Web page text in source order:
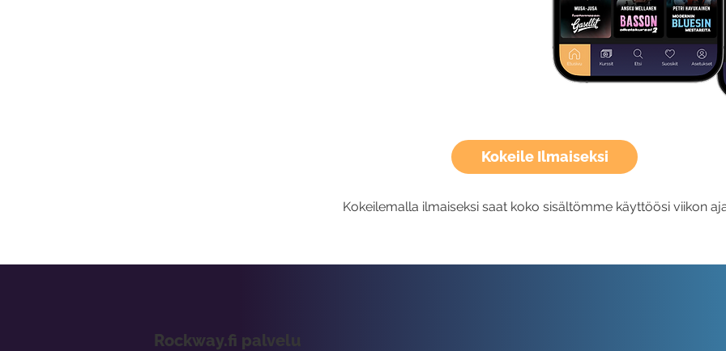
Kokeile Ilmaiseksi
Kokeilemalla ilmaiseksi saat koko sisältömme käyttöösi viikon
Rockway.fi palvelu